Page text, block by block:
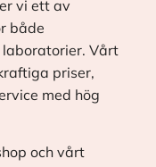
vi ett av
både
Vårt
priser,
med hög
och vårt